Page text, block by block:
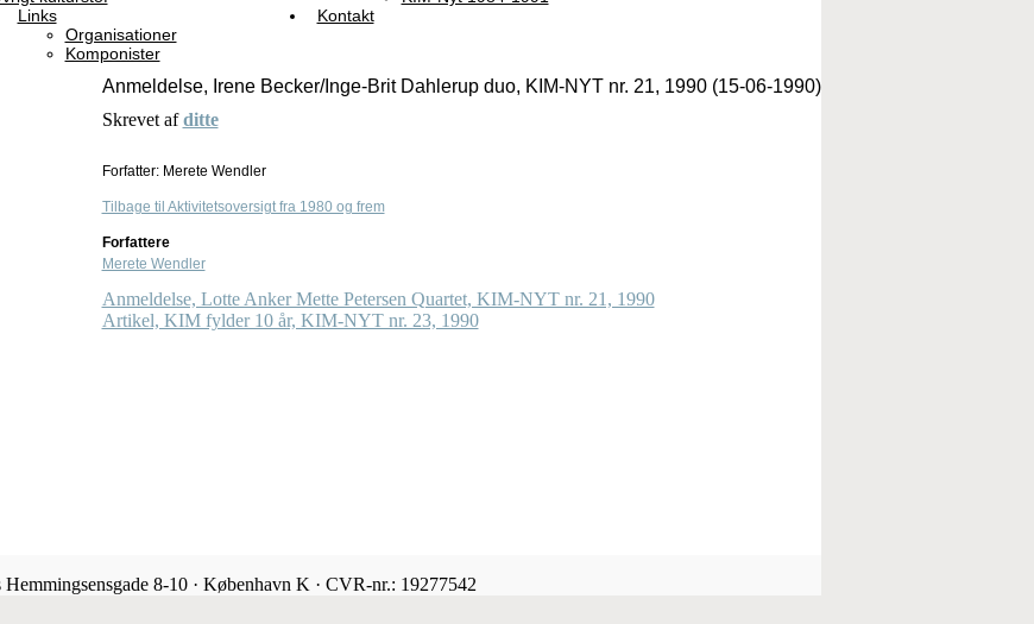
Links
Organisationer
Komponister
Kontakt
Anmeldelse, Irene Becker/Inge-Brit Dahlerup duo, KIM-NYT nr. 21, 1990 (15-06-1990)
Skrevet afditte
Forfatter: Merete Wendler
Tilbage til Aktivitetsoversigt fra 1980 og frem
Forfattere
Merete Wendler
Anmeldelse, Lotte Anker Mette Petersen Quartet, KIM-NYT nr. 21, 1990
Artikel, KIM fylder 10 år, KIM-NYT nr. 23, 1990
8-10 · København K · CVR-nr.: 19277542